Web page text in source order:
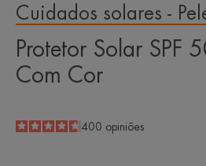
Cuidados solares -
Protetor Solar SPF
Com Cor
4.6
/5
400 opiniões